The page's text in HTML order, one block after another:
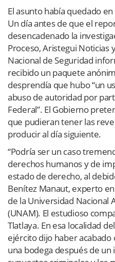
El asunto había quedado
Un día antes de que el
desencadenado la
Proceso, Aristegui Noticias
Nacional de Seguridad
recibido un paquete
desprendía que hubo “un
abuso de autoridad por
Federal”. El Gobierno
que pudieran tener las
producir al día siguiente.
“Podría ser un caso
derechos humanos y de
estado de derecho, al
Benítez Manaut, experto
de la Universidad Nacional
(UNAM). El estudioso
Tlatlaya. En esa localidad
ejército dijo haber acabado
una bodega después de